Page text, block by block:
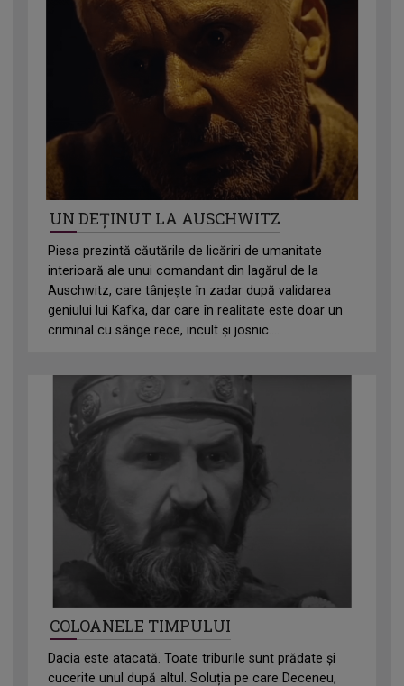
UN DEȚINUT LA AUSCHWITZ
Piesa prezintă căutările de licăriri de umanitate
interioară ale unui comandant din lagărul de la
Auschwitz, care tânjește în zadar după validarea
geniului lui Kafka, dar care în realitate este doar un
criminal cu sânge rece, incult și josnic....
COLOANELE TIMPULUI
Dacia este atacată. Toate triburile sunt prădate și
cucerite unul după altul. Soluția pe care Deceneu,